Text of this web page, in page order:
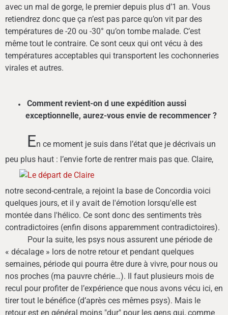
avec un mal de gorge, le premier depuis plus d’1 an. Vous
retiendrez donc que ça n’est pas parce qu’on vit par des
températures de -20 ou -30° qu’on tombe malade. C’est
même tout le contraire. Ce sont ceux qui ont vécu à des
températures acceptables qui transportent les cochonneries
virales et autres.
Comment revient-on d une expédition aussi
exceptionnelle, aurez-vous envie de recommencer ?
En ce moment je suis dans l’état que je décrivais un
peu plus haut : l’envie forte de rentrer mais pas que. Claire,
notre second-centrale, a rejoint la base de Concordia voici
quelques jours, et il y avait de l'émotion lorsqu'elle est
montée dans l'hélico. Ce sont donc des sentiments très
contradictoires (enfin disons apparemment contradictoires).
Pour la suite, les psys nous assurent une période de
« décalage » lors de notre retour et pendant quelques
semaines, période qui pourra être dure à vivre, pour nous ou
nos proches (ma pauvre chérie…). Il faut plusieurs mois de
recul pour profiter de l’expérience que nous avons vécu ici, en
tirer tout le bénéfice (d’après ces mêmes psys). Mais le
retour est en général moins "dur" pour les gens qui, comme